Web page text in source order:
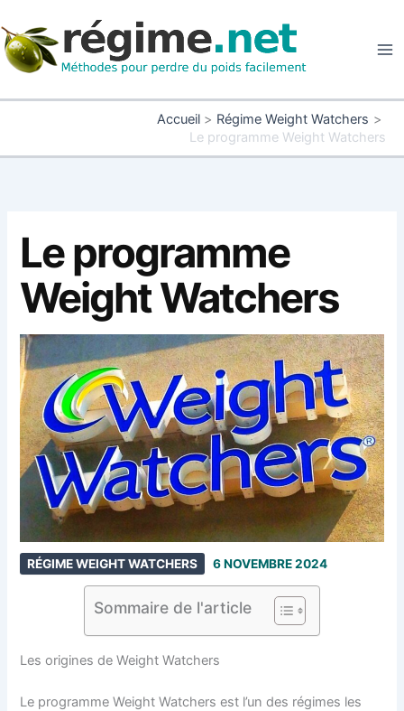
au
contenu
Accueil
Régime Weight Watchers
Le programme Weight Watchers
Le programme
Weight Watchers
RÉGIME WEIGHT WATCHERS 6 NOVEMBRE 2024
Sommaire de l'article
Les origines de Weight Watchers
Le programme Weight Watchers est l’un des régimes les